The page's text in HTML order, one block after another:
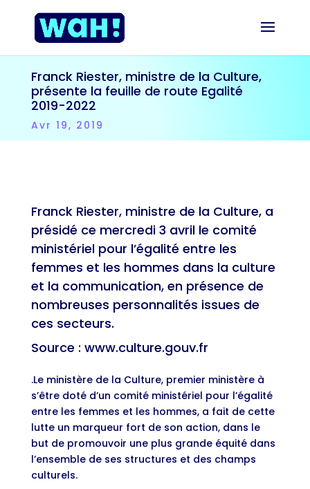
Franck Riester, ministre de la Culture,
présente la feuille de route Egalité
2019-2022
Avr 19, 2019
Franck Riester, ministre de la Culture, a
présidé ce mercredi 3 avril le comité
ministériel pour l’égalité entre les
femmes et les hommes dans la culture
et la communication, en présence de
nombreuses personnalités issues de
ces secteurs.
Source : www.culture.gouv.fr
.Le ministère de la Culture, premier ministère à
s’être doté d’un comité ministériel pour l’égalité
entre les femmes et les hommes, a fait de cette
lutte un marqueur fort de son action, dans le
but de promouvoir une plus grande équité dans
l’ensemble de ses structures et des champs
culturels.